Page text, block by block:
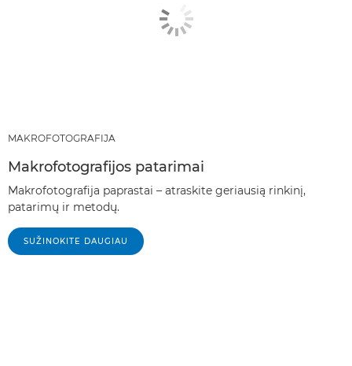
MAKROFOTOGRAFIJA
Makrofotografijos patarimai
Makrofotografija paprastai – atraskite geriausią rinkinį,
patarimų ir metodų.
SUŽINOKITE DAUGIAU